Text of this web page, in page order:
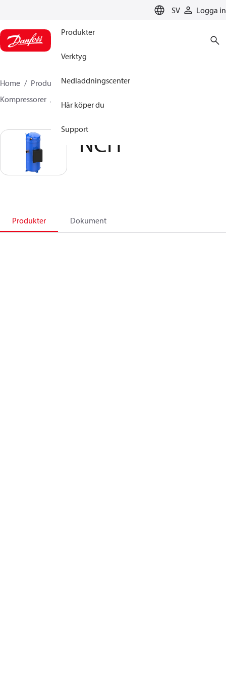
SV Logga in
Produkter
Verktyg
Nedladdningscenter
Här köper du
Support
Home Produkter
Climate Solutions for cooling
Kompressorer
NCH
Produkter Dokument